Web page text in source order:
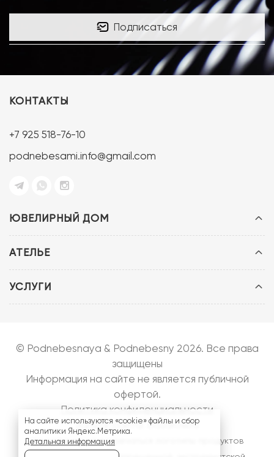
Подписаться
ЮВЕЛИРНЫЙ ДОМ
АТЕЛЬЕ
УСЛУГИ
КОНТАКТЫ
+7 925 518-76-10
podnebesami.info@gmail.com
© Podnebesnaya & Podnebesny 2026. Все права
защищены
Информация на сайте не является публичной
офертой.
Политика конфиденциальности
Запуск сайта:bazarow.ru
На сайте могут встречаться логотипы продуктов
На сайте используются «cookie» файлы и сбор
аналитики Яндекс.Метрика.
Детальная информация